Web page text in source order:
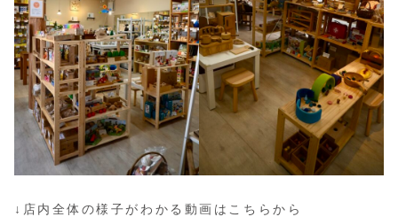
↓店内全体の様子がわかる動画はこちらから